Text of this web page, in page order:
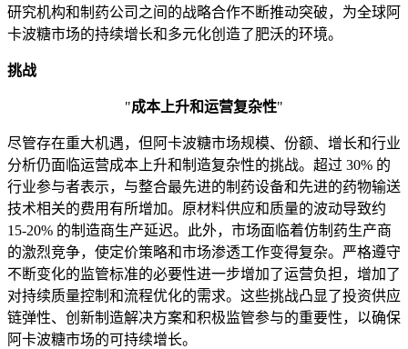
研究机构和制药公司之间的战略合作不断推动突破，为全球阿
卡波糖市场的持续增长和多元化创造了肥沃的环境。
挑战
"成本上升和运营复杂性"
尽管存在重大机遇，但阿卡波糖市场规模、份额、增长和行业
分析仍面临运营成本上升和制造复杂性的挑战。超过 30% 的
行业参与者表示，与整合最先进的制药设备和先进的药物输送
技术相关的费用有所增加。原材料供应和质量的波动导致约
15-20% 的制造商生产延迟。此外，市场面临着仿制药生产商
的激烈竞争，使定价策略和市场渗透工作变得复杂。严格遵守
不断变化的监管标准的必要性进一步增加了运营负担，增加了
对持续质量控制和流程优化的需求。这些挑战凸显了投资供应
链弹性、创新制造解决方案和积极监管参与的重要性，以确保
阿卡波糖市场的可持续增长。